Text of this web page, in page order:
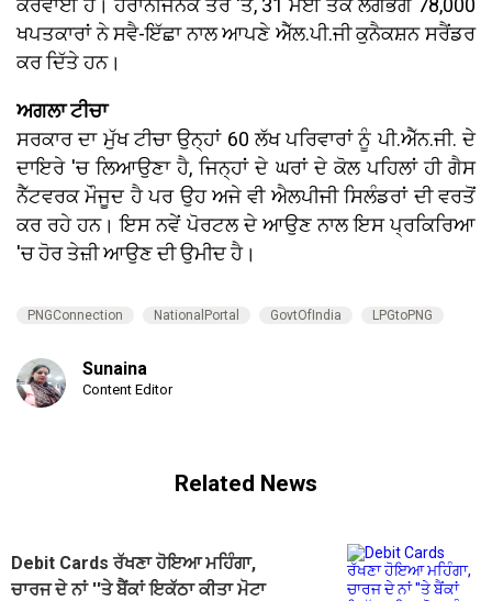
ਖਪਤਕਾਰਾਂ ਨੇ ਸਵੈ-ਇੱਛਾ ਨਾਲ ਆਪਣੇ ਐੱਲ.ਪੀ.ਜੀ ਕੁਨੈਕਸ਼ਨ ਸਰੈਂਡਰ
ਕਰ ਦਿੱਤੇ ਹਨ।
ਅਗਲਾ ਟੀਚਾ
ਸਰਕਾਰ ਦਾ ਮੁੱਖ ਟੀਚਾ ਉਨ੍ਹਾਂ 60 ਲੱਖ ਪਰਿਵਾਰਾਂ ਨੂੰ ਪੀ.ਐੱਨ.ਜੀ. ਦੇ
ਦਾਇਰੇ 'ਚ ਲਿਆਉਣਾ ਹੈ, ਜਿਨ੍ਹਾਂ ਦੇ ਘਰਾਂ ਦੇ ਕੋਲ ਪਹਿਲਾਂ ਹੀ ਗੈਸ
ਨੈੱਟਵਰਕ ਮੌਜੂਦ ਹੈ ਪਰ ਉਹ ਅਜੇ ਵੀ ਐਲਪੀਜੀ ਸਿਲੰਡਰਾਂ ਦੀ ਵਰਤੋਂ
ਕਰ ਰਹੇ ਹਨ। ਇਸ ਨਵੇਂ ਪੋਰਟਲ ਦੇ ਆਉਣ ਨਾਲ ਇਸ ਪ੍ਰਕਿਰਿਆ
'ਚ ਹੋਰ ਤੇਜ਼ੀ ਆਉਣ ਦੀ ਉਮੀਦ ਹੈ।
PNGConnection NationalPortal GovtOfIndia LPGtoPNG
Sunaina
Content Editor
Related News
Debit Cards ਰੱਖਣਾ ਹੋਇਆ ਮਹਿੰਗਾ,
ਚਾਰਜ ਦੇ ਨਾਂ ''ਤੇ ਬੈਂਕਾਂ ਇਕੱਠਾ ਕੀਤਾ ਮੋਟਾ